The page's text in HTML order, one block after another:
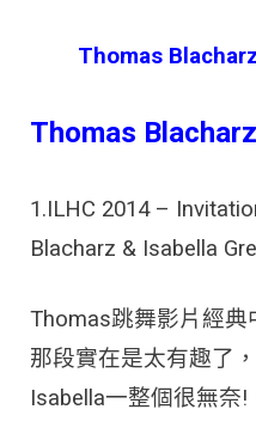
Thomas
Thomas Blacharz
1.ILHC 2014 –
Blacharz & Isabella
Thomas跳舞影片經典
那段實在是太有趣了
Isabella一整個很無奈!